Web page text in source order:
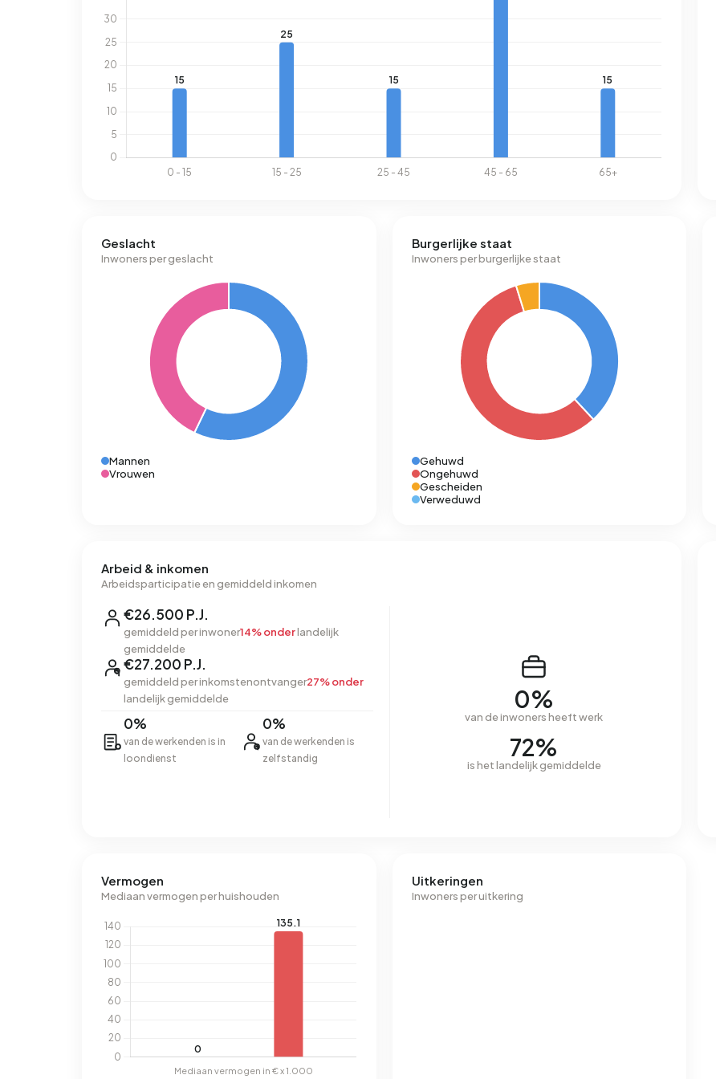
Geslacht
Inwoners per geslacht
Mannen
Vrouwen
Burgerlijke staat
Inwoners per burgerlijke staat
Gehuwd
Ongehuwd
Gescheiden
Verweduwd
Arbeid & inkomen
Arbeidsparticipatie en gemiddeld inkomen
€26.500 P.J.
gemiddeld per inwoner14% onderlandelijk
gemiddelde
€27.200 P.J.
gemiddeld per inkomstenontvanger27% onder
landelijk gemiddelde
0%
van de werkenden is in
loondienst
0%
van de werkenden is
zelfstandig
0%
van de inwoners heeft werk
72%
is het landelijk gemiddelde
Vermogen
Mediaan vermogen per huishouden
Uitkeringen
Inwoners per uitkering